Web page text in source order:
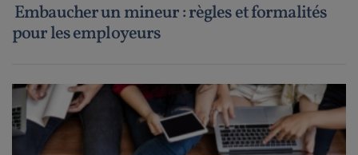
Embaucher un mineur : règles et formalités
pour les employeurs